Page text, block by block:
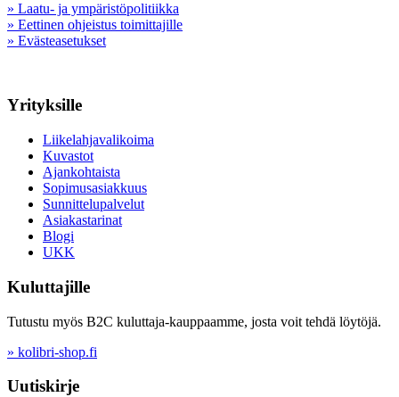
» Laatu- ja ympäristöpolitiikka
» Eettinen ohjeistus toimittajille
» Evästeasetukset
Yrityksille
Liikelahjavalikoima
Kuvastot
Ajankohtaista
Sopimusasiakkuus
Sunnittelupalvelut
Asiakastarinat
Blogi
UKK
Kuluttajille
Tutustu myös B2C kuluttaja-kauppaamme, josta voit tehdä löytöjä.
» kolibri-shop.fi
Uutiskirje